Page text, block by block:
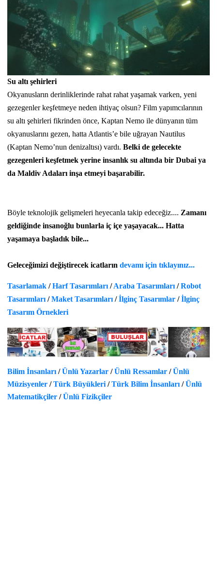
Su altı şehirleri
Okyanusların derinliklerinde rahat rahat yaşamak varken, yeni
gezegenler keşfetmeye neden ihtiyaç olsun? Film yapımcılarının
su altı şehirleri fikrinden önce, Kaptan Nemo ile dünyanın tüm
okyanuslarını gezen, hatta Atlantis’e bile uğrayan Nautilus
(Kaptan Nemo’nun denizaltısı) vardı. Belki de gelecekte
gezegenleri keşfetmek yerine insanlık su altında bir Dubai ya
da Maldiv Adaları inşa etmeyi başarabilir.
Böyle teknolojik gelişmeleri heyecanla takip edeceğiz.... Zamanı
geldiğinde insanoğlu bunlarla iç içe yaşayacak... Hatta
yaşamaya başladık bile...
Geleceğimizi değiştirecek icatların devamı için tıklayınız...
Tasarlamak /Harf Tasarımları /Araba Tasarımları /Robot
Tasarımları /Maket Tasarımları /İlginç Tasarımlar /İlginç
Tasarım Örnekleri
Bilim İnsanları/Ünlü Yazarlar /Ünlü Ressamlar /Ünlü
Müzisyenler /Türk Büyükleri/Türk Bilim İnsanları/Ünlü
Matematikçiler /Ünlü Fizikçiler